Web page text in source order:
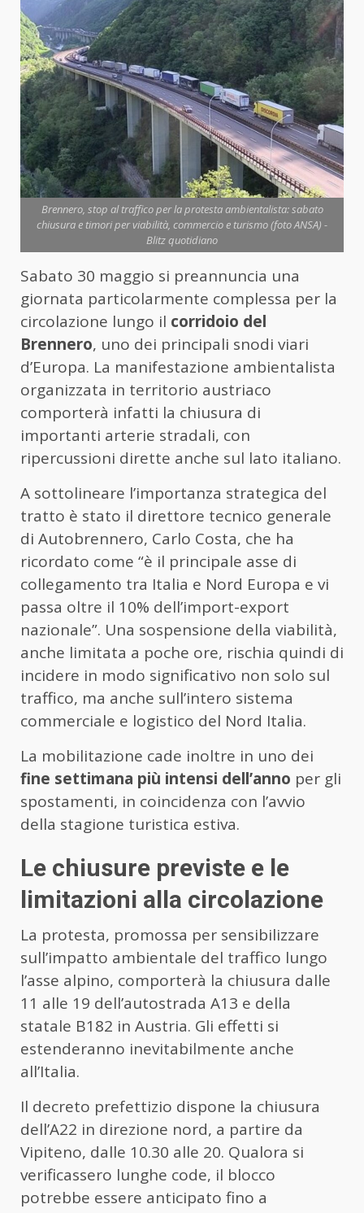
Brennero, stop al traffico per la protesta ambientalista: sabato
chiusura e timori per viabilità, commercio e turismo (foto ANSA) -
Blitz quotidiano
Sabato 30 maggio si preannuncia una
giornata particolarmente complessa per la
circolazione lungo il corridoio del
Brennero, uno dei principali snodi viari
d’Europa. La manifestazione ambientalista
organizzata in territorio austriaco
comporterà infatti la chiusura di
importanti arterie stradali, con
ripercussioni dirette anche sul lato italiano.
A sottolineare l’importanza strategica del
tratto è stato il direttore tecnico generale
di Autobrennero, Carlo Costa, che ha
ricordato come “è il principale asse di
collegamento tra Italia e Nord Europa e vi
passa oltre il 10% dell’import-export
nazionale”. Una sospensione della viabilità,
anche limitata a poche ore, rischia quindi di
incidere in modo significativo non solo sul
traffico, ma anche sull’intero sistema
commerciale e logistico del Nord Italia.
La mobilitazione cade inoltre in uno dei
fine settimana più intensi dell’anno per gli
spostamenti, in coincidenza con l’avvio
della stagione turistica estiva.
Le chiusure previste e le
limitazioni alla circolazione
La protesta, promossa per sensibilizzare
sull’impatto ambientale del traffico lungo
l’asse alpino, comporterà la chiusura dalle
11 alle 19 dell’autostrada A13 e della
statale B182 in Austria. Gli effetti si
estenderanno inevitabilmente anche
all’Italia.
Il decreto prefettizio dispone la chiusura
dell’A22 in direzione nord, a partire da
Vipiteno, dalle 10.30 alle 20. Qualora si
verificassero lunghe code, il blocco
potrebbe essere anticipato fino a